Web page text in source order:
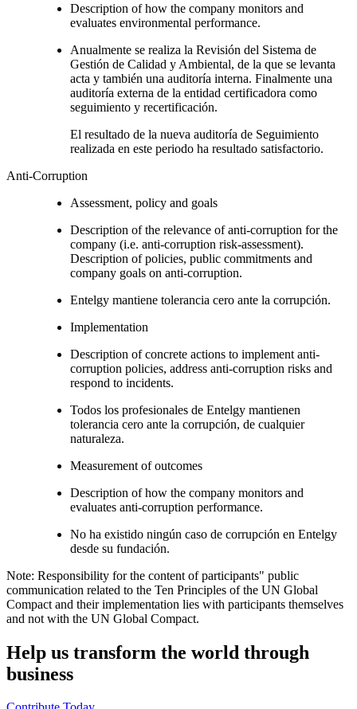
Description of how the company monitors and
evaluates environmental performance.
Anualmente se realiza la Revisión del Sistema de
Gestión de Calidad y Ambiental, de la que se levanta
acta y también una auditoría interna. Finalmente una
auditoría externa de la entidad certificadora como
seguimiento y recertificación.
El resultado de la nueva auditoría de Seguimiento
realizada en este periodo ha resultado satisfactorio.
Anti-Corruption
Assessment, policy and goals
Description of the relevance of anti-corruption for the
company (i.e. anti-corruption risk-assessment).
Description of policies, public commitments and
company goals on anti-corruption.
Entelgy mantiene tolerancia cero ante la corrupción.
Implementation
Description of concrete actions to implement anti-
corruption policies, address anti-corruption risks and
respond to incidents.
Todos los profesionales de Entelgy mantienen
tolerancia cero ante la corrupción, de cualquier
naturaleza.
Measurement of outcomes
Description of how the company monitors and
evaluates anti-corruption performance.
No ha existido ningún caso de corrupción en Entelgy
desde su fundación.
Note: Responsibility for the content of participants" public
communication related to the Ten Principles of the UN Global
Compact and their implementation lies with participants themselves
and not with the UN Global Compact.
Help us transform the world through
business